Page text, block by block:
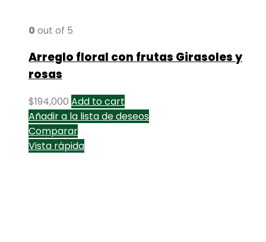
0 out of 5
Arreglo floral con frutas Girasoles y
rosas
$194,000 Add to cart
Añadir a la lista de deseos
Comparar
Vista rápida